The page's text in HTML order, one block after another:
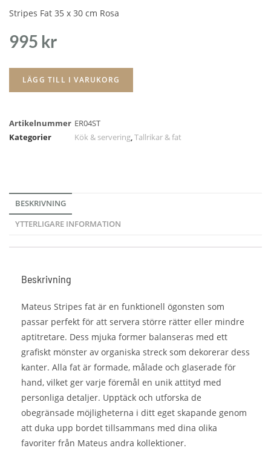
Stripes Fat 35 x 30 cm Rosa
995 kr
LÄGG TILL I VARUKORG
Artikelnummer ER04ST
Kategorier
Kök & servering,Tallrikar & fat
BESKRIVNING
YTTERLIGARE INFORMATION
Beskrivning
Mateus Stripes fat är en funktionell ögonsten som
passar perfekt för att servera större rätter eller mindre
aptitretare. Dess mjuka former balanseras med ett
grafiskt mönster av organiska streck som dekorerar dess
kanter. Alla fat är formade, målade och glaserade för
hand, vilket ger varje föremål en unik attityd med
personliga detaljer. Upptäck och utforska de
obegränsade möjligheterna i ditt eget skapande genom
att duka upp bordet tillsammans med dina olika
favoriter från Mateus andra kollektioner.